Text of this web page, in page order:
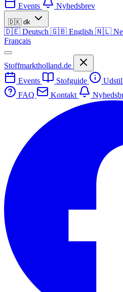
Events
Nyhedsbrev
🇩🇰 dk
🇩🇪 Deutsch 🇬🇧 English 🇳🇱
Français
Stoffmarktholland.de
Events
Stofguide
FAQ
Kontakt